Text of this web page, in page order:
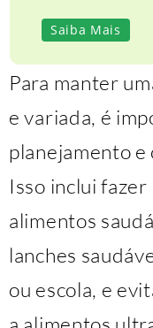
Saiba Mais
Para manter
e variada, é
planejamento
Isso inclui fazer
alimentos
lanches
ou escola, e